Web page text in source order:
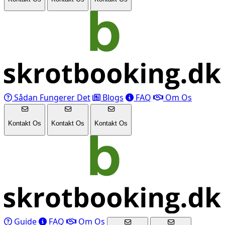
Sådan Fungerer Det Blogs FAQ Om Os
Kontakt Os Kontakt Os Kontakt Os
Guide FAQ Om Os